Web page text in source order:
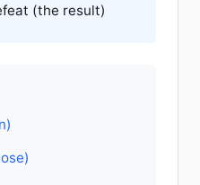
(the result)